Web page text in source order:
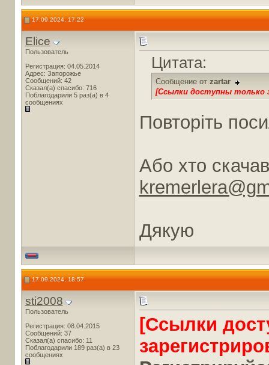
17.09.2024, 17:22
Elice
Пользователь
Регистрация: 04.05.2014
Адрес: Запорожье
Сообщений: 42
Сказал(а) спасибо: 716
Поблагодарили 5 раз(а) в 4
сообщениях
Цитата:
Сообщение от zartar
[Ссылки доступны только
Повторіть
Або хто
Дякую
17.09.2024, 18:57
sti2008
Пользователь
Регистрация: 08.04.2015
Сообщений: 37
Сказал(а) спасибо: 11
Поблагодарили 189 раз(а) в 23
сообщениях
[Ссылки